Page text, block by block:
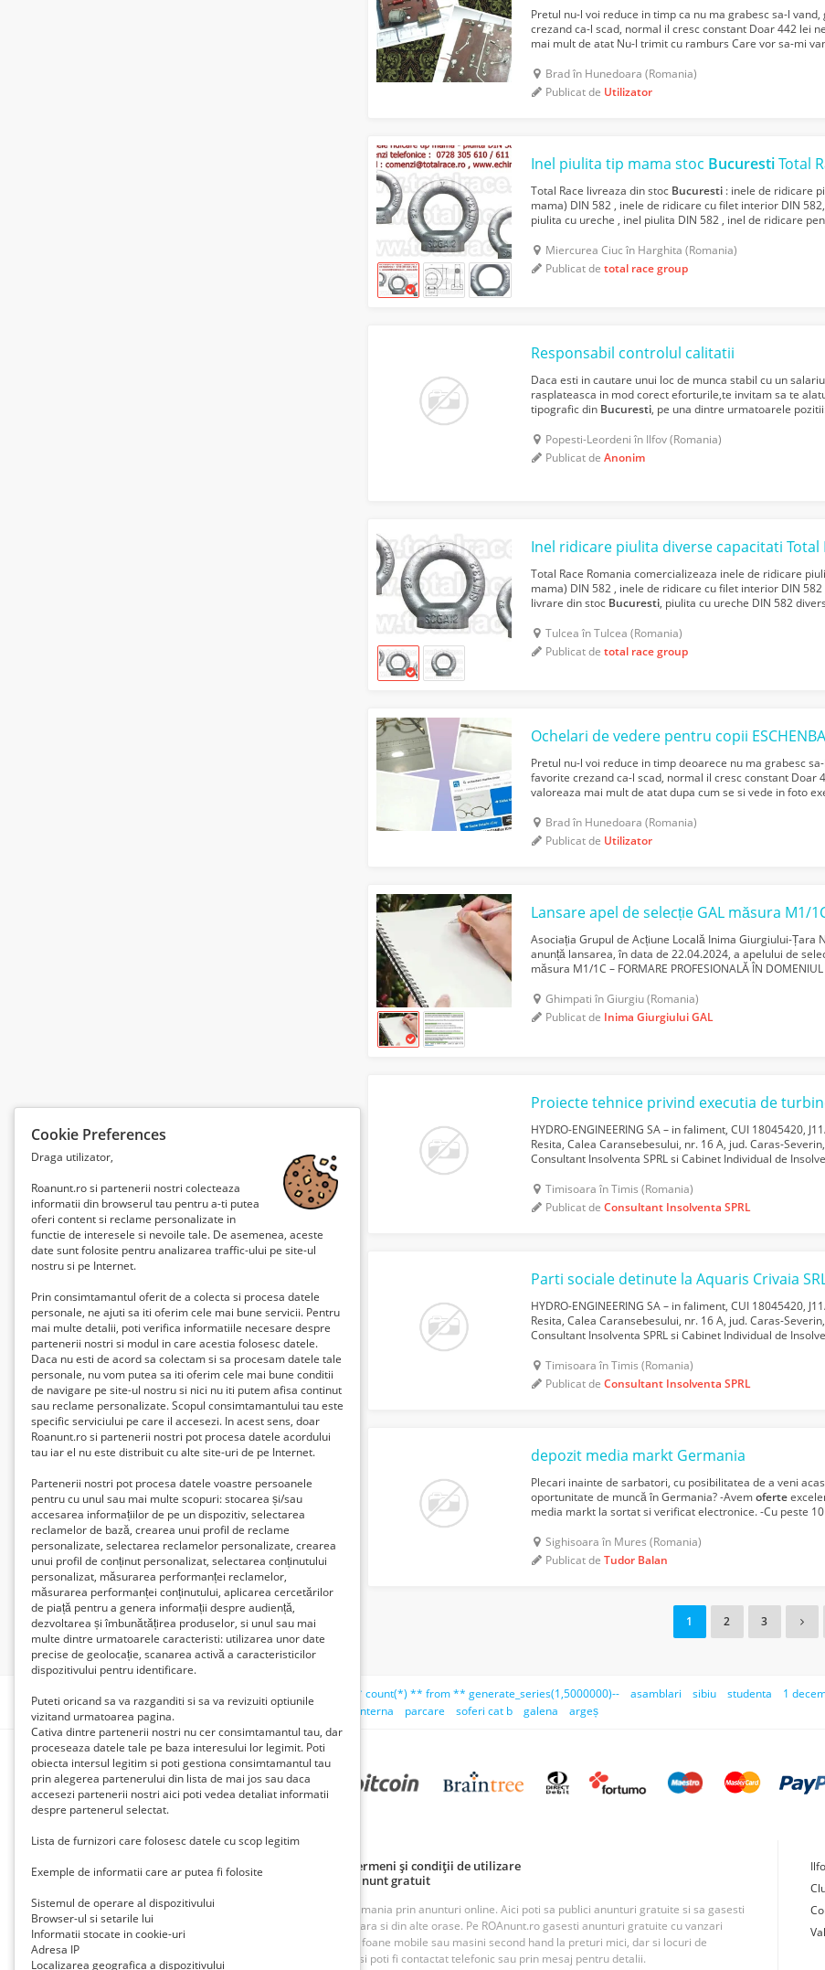
Pretul nu-l voi reduce in timp ca nu ma grabesc sa-l
crezand ca-l scad, normal il cresc constant Doar 442 lei
mai mult de atat Nu-l trimit cu ramburs Care vor sa-mi
Brad în Hunedoara (Romania)
Publicat de Utilizator
Inel piulita tip mama stoc BucurestiTotal
Total Race livreaza din stoc Bucuresti : inele de ridicare
mama) DIN 582 , inele de ridicare cu filet interior DIN
piulita cu ureche , inel piulita DIN 582 , inel de ridicare
Miercurea Ciuc în Harghita (Romania)
Publicat detotal race group
Responsabil controlul calitatii
Daca esti in cautare unui loc de munca stabil cu un
rasplateasca in mod corect eforturile,te invitam sa te
tipografic din Bucuresti, pe una dintre urmatoarele
Popesti-Leordeni în Ilfov (Romania)
Publicat deAnonim
Inel ridicare piulita diverse capacitati Total
Total Race Romania comercializeaza inele de ridicare
mama) DIN 582 , inele de ridicare cu filet interior DIN
livrare din stoc Bucuresti, piulita cu ureche DIN 582
Tulcea în Tulcea (Romania)
Publicat detotal race group
Pretul nu-l voi reduce in timp deoarece nu ma grabesc
favorite crezand ca-l scad, normal il cresc constant Doar
valoreaza mai mult de atat dupa cum se si vede in foto
Brad în Hunedoara (Romania)
Publicat de Utilizator
Lansare apel de selecție GAL măsura M1/
Asociația Grupul de Acțiune Locală Inima Giurgiului-Țara
anunță lansarea, în data de 22.04.2024, a apelului de
măsura M1/1C – FORMARE PROFESIONALĂ ÎN
Ghimpati în Giurgiu (Romania)
Publicat de Inima Giurgiului GAL
HYDRO-ENGINEERING SA – in faliment, CUI 18045420,
Resita, Calea Caransebesului, nr. 16 A, jud. Caras-
Consultant Insolventa SPRL si Cabinet Individual de
Timisoara în Timis (Romania)
Publicat deConsultant Insolventa SPRL
Parti sociale detinute la Aquaris Crivaia
HYDRO-ENGINEERING SA – in faliment, CUI 18045420,
Resita, Calea Caransebesului, nr. 16 A, jud. Caras-
Consultant Insolventa SPRL si Cabinet Individual de
Timisoara în Timis (Romania)
Publicat deConsultant Insolventa SPRL
depozit media markt Germania
Plecari inainte de sarbatori, cu posibilitatea de a veni
oportunitate de muncă în Germania? -Avemoferte
media markt la sortat si verificat electronice. -Cu peste
Sighisoara în Mures (Romania)
Publicat deTudor Balan
1 2 3
Cookie Preferences
Draga utilizator,
Roanunt.ro si partenerii nostri colecteaza
informatii din browserul tau pentru a-ti putea
oferi content si reclame personalizate in
functie de interesele si nevoile tale. De asemenea, aceste
date sunt folosite pentru analizarea traffic-ului pe site-ul
nostru si pe Internet.
Prin consimtamantul oferit de a colecta si procesa datele
personale, ne ajuti sa iti oferim cele mai bune servicii. Pentru
mai multe detalii, poti verifica informatiile necesare despre
partenerii nostri si modul in care acestia folosesc datele.
Daca nu esti de acord sa colectam si sa procesam datele tale
personale, nu vom putea sa iti oferim cele mai bune conditii
de navigare pe site-ul nostru si nici nu iti putem afisa continut
sau reclame personalizate. Scopul consimtamantului tau este
specific serviciului pe care il accesezi. In acest sens, doar
Roanunt.ro si partenerii nostri pot procesa datele acordului
tau iar el nu este distribuit cu alte site-uri de pe Internet.
Partenerii nostri pot procesa datele voastre persoanele
pentru cu unul sau mai multe scopuri: stocarea și/sau
accesarea informațiilor de pe un dispozitiv, selectarea
reclamelor de bază, crearea unui profil de reclame
personalizate, selectarea reclamelor personalizate, crearea
unui profil de conținut personalizat, selectarea conținutului
personalizat, măsurarea performanței reclamelor,
măsurarea performanței conținutului, aplicarea cercetărilor
de piață pentru a genera informații despre audiență,
dezvoltarea și îmbunătățirea produselor, si unul sau mai
multe dintre urmatoarele caracteristi: utilizarea unor date
precise de geolocație, scanarea activă a caracteristicilor
dispozitivului pentru identificare.
Puteti oricand sa va razganditi si sa va revizuiti optiunile
vizitand urmatoarea pagina.
Cativa dintre partenerii nostri nu cer consimtamantul tau, dar
proceseaza datele tale pe baza interesului lor legimit. Poti
obiecta intersul legitim si poti gestiona consimtamantul tau
prin alegerea partenerului din lista de mai jos sau daca
accesezi partenerii nostri aici poti vedea detaliat informatii
despre partenerul selectat.
Lista de furnizori care folosesc datele cu scop legitim
Exemple de informatii care ar putea fi folosite
Sistemul de operare al dispozitivului
Browser-ul si setarile lui
Informatii stocate in cookie-uri
Adresa IP
Localizarea geografica a dispozitivului
Căutări recente: oferte masaj bucuresti teno;select ** count(*) ** from ** generate_series(1,5000000)-- asamblari sibiu studenta 1
sector 1
policarbonat solid fata caut baiat interna parcare soferi cat b galena argeș
PARTENERII NOȘTRI
Politică de confidențialitate Politica cookie
Termeni și condiții de utilizare
Principii de publicare anunț gratuit
Cum adaug anunt gratuit
ROAnunt este o platforma de vanzare si cumparare din Romania prin anunturi online. Aici poti sa publici anunturi gratuite si sa gasesti
oferte foarte bune din Bucuresti, Iasi, Cluj, Craiova, Timisoara si din alte orase. Pe ROAnunt.ro gasesti anunturi gratuite cu vanzari
imobiliare, inchirieri imobiliare, vanzari case, terenuri, telefoane mobile sau masini second hand la preturi mici, dar si locuri de
munca. Cu ROAnunt adaugi anunturi gratuite foarte rapid si poti fi contactat telefonic sau prin mesaj pentru detalii.